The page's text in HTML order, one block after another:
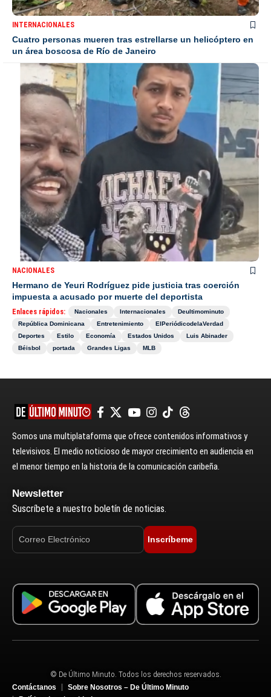
INTERNACIONALES
Cuatro personas mueren tras estrellarse un helicóptero en
un área boscosa de Río de Janeiro
NACIONALES
Hermano de Yeuri Rodríguez pide justicia tras coerción
impuesta a acusado por muerte del deportista
Enlaces rápidos: Nacionales Internacionales
Deultimominuto
República Dominicana
Entretenimiento
ElPeriódicodelaVerdad
Deportes
Estilo Economía Estados Unidos
Luis Abinader
Béisbol
portada Grandes Ligas MLB
Somos una multiplataforma que ofrece contenidos informativos y
televisivos. El medio noticioso de mayor crecimiento en audiencia en
el menor tiempo en la historia de la comunicación caribeña.
Newsletter
Suscríbete a nuestro boletín de noticias.
Inscríbeme
© De Último Minuto. Todos los derechos reservados.
Contáctanos
Sobre Nosotros – De Último Minuto